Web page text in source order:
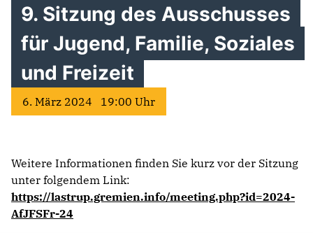
9. Sitzung des Ausschusses
für Jugend, Familie, Soziales
und Freizeit
6. März 2024 19:00 Uhr
Weitere Informationen finden Sie kurz vor der Sitzung
unter folgendem Link:
https://lastrup.gremien.info/meeting.php?id=2024-
AfJFSFr-24